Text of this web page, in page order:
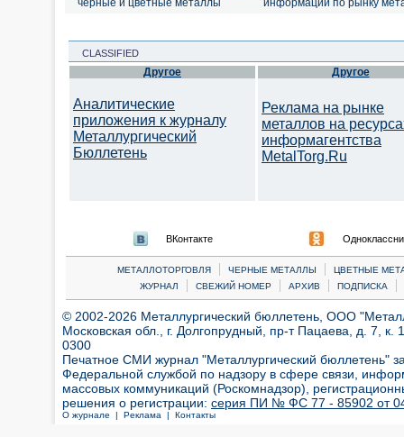
черные и цветные металлы
информации по рынку
CLASSIFIED
Другое
Аналитические
приложения к журналу
Металлургический
Бюллетень
Другое
Реклама на рынке
металлов на
информагентства
MetalTorg.Ru
ВКонтакте
МЕТАЛЛОТОРГОВЛЯ | ЧЕРНЫЕ МЕТАЛЛЫ |
ЦВЕТНЫЕ
ЖУРНАЛ
| СВЕЖИЙ НОМЕР | АРХИВ | ПОДПИСКА |
© 2002-2026 Металлургический бюллетень, ООО
Московская обл., г. Долгопрудный, пр-т Пацаева, д. 7,
0300
Печатное СМИ журнал "Металлургический бюллетень"
Федеральной службой по надзору в сфере связи,
массовых коммуникаций (Роскомнадзор),
решения о регистрации: серия ПИ № ФС 77 - 85902 от 04
О журнале | Реклама | Контакты